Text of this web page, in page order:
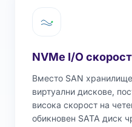
NVMe I/O скорост
Вместо SAN
виртуални дискове,
висока скорост на
обикновен SATA диск